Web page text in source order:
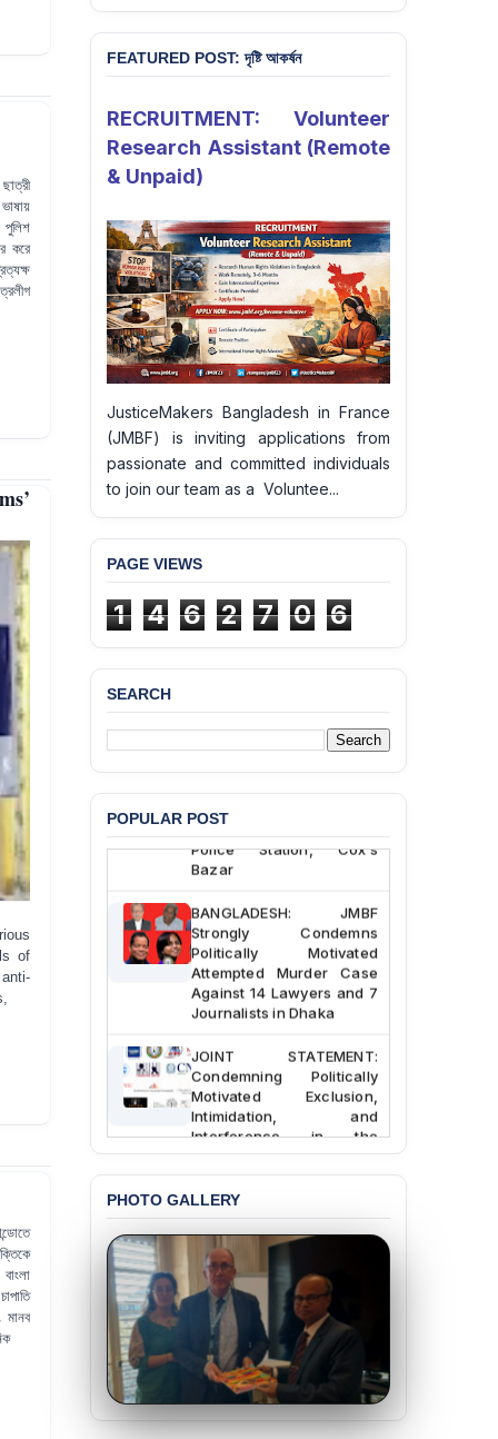
পুলিশ
করে
of
মানব
FEATURED POST: দৃষ্টি আকর্ষন
RECRUITMENT: Volunteer
Research Assistant (Remote
& Unpaid)
JusticeMakers Bangladesh in France
(JMBF) is inviting applications from
passionate and committed individuals
to join our team as a Voluntee...
PAGE VIEWS
1 4 6 2 7 0 6
SEARCH
POPULAR POST
JMBF Deeply Concerned
Custody at Chakaria
Police Station, Cox’s
Bazar
BANGLADESH: JMBF
Strongly Condemns
Politically Motivated
Attempted Murder Case
Against 14 Lawyers and 7
Journalists in Dhaka
JOINT STATEMENT:
Condemning Politically
Motivated Exclusion,
Intimidation, and
Interference in the
BANGLADESH ALERT:
Dismissal of Two
University Teachers on
Allegations of
“Blasphemy” — A Gross
Violation of Justice,
Academic Freedom, and
Human Rights
PHOTO GALLERY